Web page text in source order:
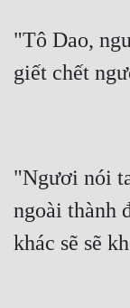
"Tô Dao,
giết chết
"Ngươi nói
ngoài thành
khác sẽ sẽ